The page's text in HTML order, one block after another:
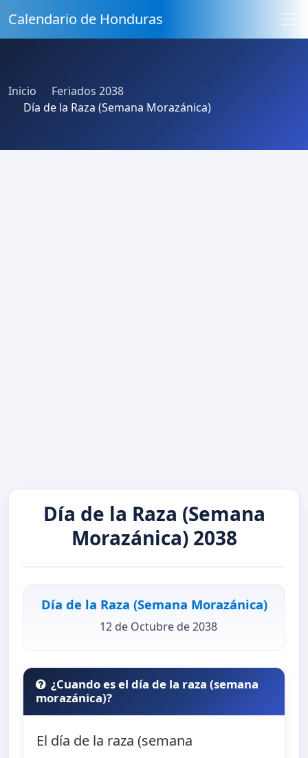
Calendario de Honduras
Inicio
Feriados 2038
Día de la Raza (Semana Morazánica)
Día de la Raza (Semana
Morazánica) 2038
Día de la Raza (Semana Morazánica)
12 de Octubre de 2038
¿Cuando es el día de la raza (semana
morazánica)?
El día de la raza (semana